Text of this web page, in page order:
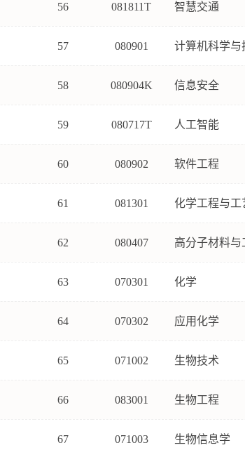
56 081811T 智慧交通
57 080901 计算机科学与
58 080904K 信息安全
59 080717T 人工智能
60 080902 软件工程
61 081301 化学工程与工
62 080407 高分子材料与
63 070301 化学
64 070302 应用化学
65 071002 生物技术
66 083001 生物工程
67 071003 生物信息学